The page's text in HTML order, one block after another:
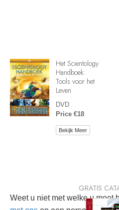
Het Scientology
Handboek:
Tools voor het
Leven
DVD
Price €18
Bekijk Meer
Weet u niet met welke u moet
GRATIS